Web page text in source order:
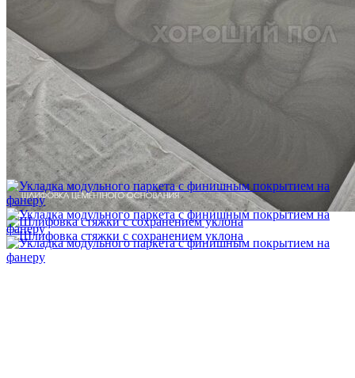
Укладка модульного паркета с мрамором и латунью
3 500 ₽